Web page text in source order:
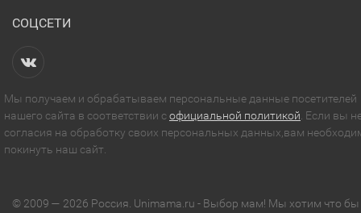
СОЦСЕТИ
Мы получаем и обрабатываем персональные данные посетителей
нашего сайта в соответствии софициальной политикой . Если вы
согласия на обработку своих персональных данных,вам
покинуть наш сайт.
© 2009 — 2026 Россия. Unimama.ru - Выбор мам! Мы хотим что бы